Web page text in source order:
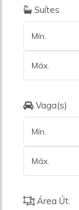
Suítes
Mín.
Máx.
Vaga(s)
Mín.
Máx.
Área Út.